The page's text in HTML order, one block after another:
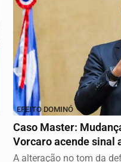
EFEITO DOMINÓ
Caso Master:
Vorcaro acende sinal
A alteração no tom da